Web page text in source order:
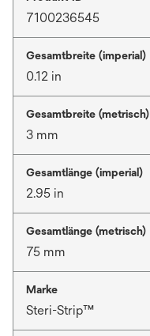
7100236545
Gesamtbreite (imperial)
0.12 in
Gesamtbreite (metrisch)
3 mm
Gesamtlänge (imperial)
2.95 in
Gesamtlänge (metrisch)
75 mm
Marke
Steri-Strip™